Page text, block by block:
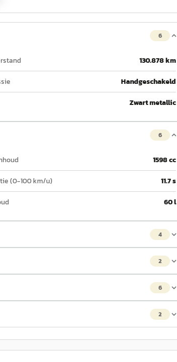
6
130.878 km
Handgeschakeld
Zwart metallic
6
1598 cc
(0-100 km/u)
11.7 s
60 l
4
2
6
2